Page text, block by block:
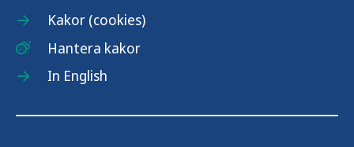
Kakor (cookies)
Hantera kakor
In English